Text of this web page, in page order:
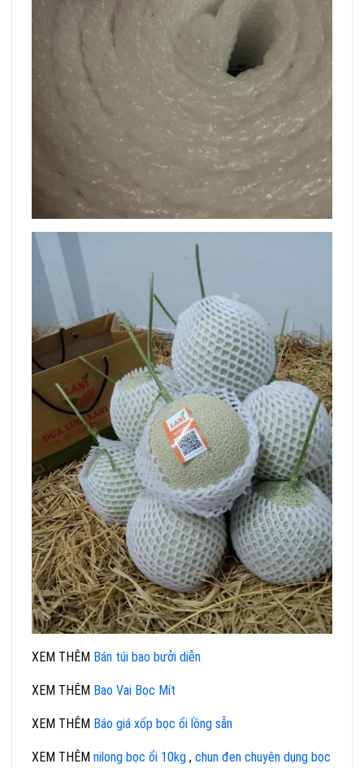
XEM THÊM Bán túi bao bưởi diễn
XEM THÊM Bao Vai Bọc Mít
XEM THÊM Báo giá xốp bọc ổi lồng sẵn
XEM THÊM nilong bọc ổi 10kg , chun đen chuyên dụng bọc